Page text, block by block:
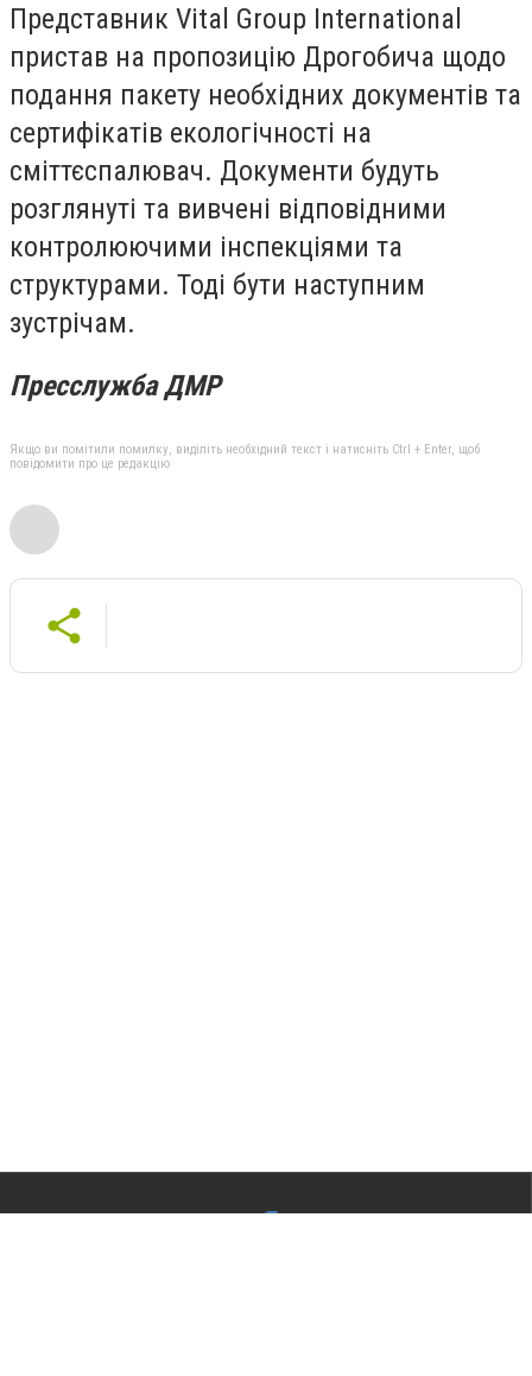
Представник Vital Group International
пристав на пропозицію Дрогобича щодо
подання пакету необхідних документів та
сертифікатів екологічності на
сміттєспалювач. Документи будуть
розглянуті та вивчені відповідними
контролюючими інспекціями та
структурами. Тоді бути наступним
зустрічам.
Пресслужба ДМР
Якщо ви помітили помилку, виділіть необхідний текст і натисніть Ctrl + Enter, щоб
повідомити про це редакцію